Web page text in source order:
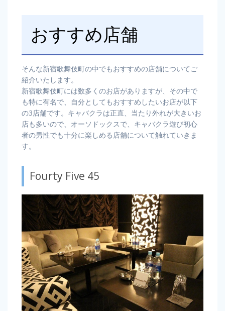
おすすめ店舗
そんな新宿歌舞伎町の中でもおすすめの店舗についてご
紹介いたします。
新宿歌舞伎町には数多くのお店がありますが、その中で
も特に有名で、自分としてもおすすめしたいお店が以下
の3店舗です。キャバクラは正直、当たり外れが大きいお
店も多いので、オーソドックスで、キャバクラ遊び初心
者の男性でも十分に楽しめる店舗について触れていきま
す。
Fourty Five 45